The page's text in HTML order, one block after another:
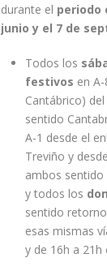
durante el periodo
junio y el 7 de
Todos los
festivos en
Cantábrico)
sentido
A-1 desde el
Treviño y
ambos sentido
y todos los
sentido
esas mismas
y de 16h a 21h